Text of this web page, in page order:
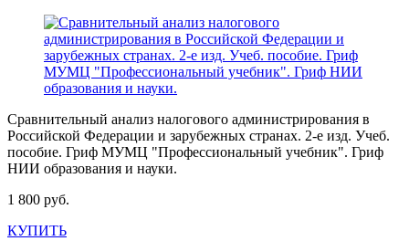
Сравнительный анализ налогового администрирования в
Российской Федерации и зарубежных странах. 2-е изд. Учеб.
пособие. Гриф МУМЦ "Профессиональный учебник". Гриф
НИИ образования и науки.
1 800 руб.
КУПИТЬ